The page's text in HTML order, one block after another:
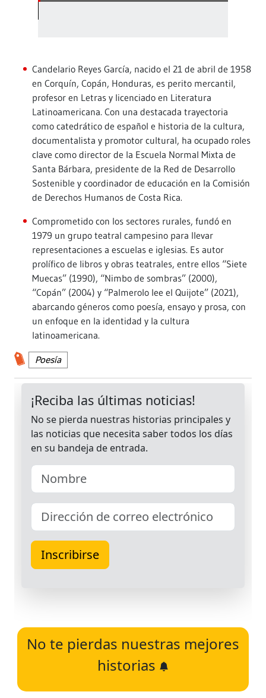
Candelario Reyes García, nacido el 21 de abril de 1958
en Corquín, Copán, Honduras, es perito mercantil,
profesor en Letras y licenciado en Literatura
Latinoamericana. Con una destacada trayectoria
como catedrático de español e historia de la cultura,
documentalista y promotor cultural, ha ocupado roles
clave como director de la Escuela Normal Mixta de
Santa Bárbara, presidente de la Red de Desarrollo
Sostenible y coordinador de educación en la Comisión
de Derechos Humanos de Costa Rica.
Comprometido con los sectores rurales, fundó en
1979 un grupo teatral campesino para llevar
representaciones a escuelas e iglesias. Es autor
prolífico de libros y obras teatrales, entre ellos “Siete
Muecas” (1990), “Nimbo de sombras” (2000),
“Copán” (2004) y “Palmerolo lee el Quijote” (2021),
abarcando géneros como poesía, ensayo y prosa, con
un enfoque en la identidad y la cultura
latinoamericana.
Poesía
No te pierdas nuestras mejores
historias